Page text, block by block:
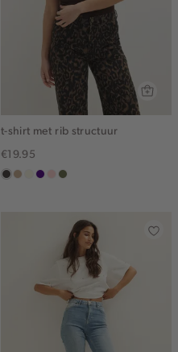
t-shirt met rib structuur
€19.95
chocozandwit,indigo
pinkgroen,